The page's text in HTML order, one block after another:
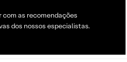
com as recomendações
dos nossos especialistas.